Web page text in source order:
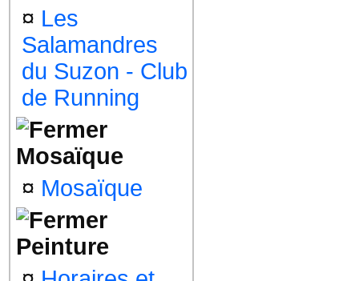
¤ Les
Salamandres
du Suzon - Club
de Running
Mosaïque
¤ Mosaïque
Peinture